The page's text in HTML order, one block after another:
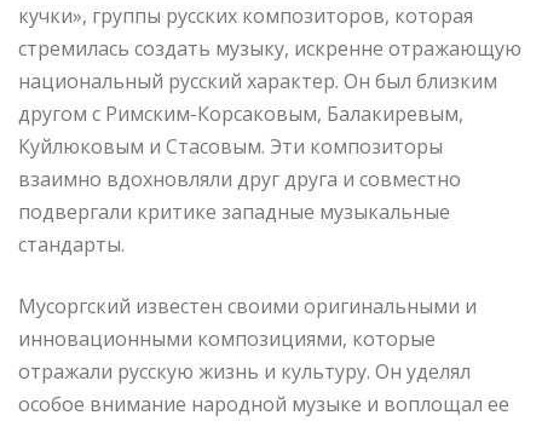
кучки», группы русских композиторов, которая
стремилась создать музыку, искренне отражающую
национальный русский характер. Он был близким
другом с Римским-Корсаковым, Балакиревым,
Куйлюковым и Стасовым. Эти композиторы
взаимно вдохновляли друг друга и совместно
подвергали критике западные музыкальные
стандарты.
Мусоргский известен своими оригинальными и
инновационными композициями, которые
отражали русскую жизнь и культуру. Он уделял
особое внимание народной музыке и воплощал ее